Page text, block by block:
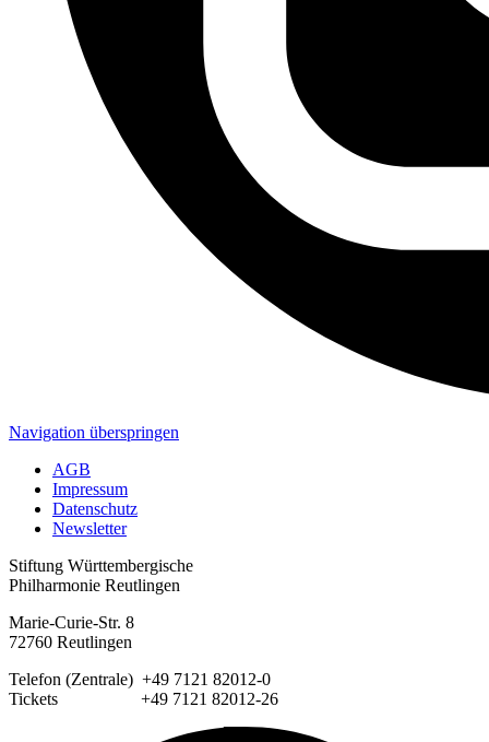
Navigation überspringen
AGB
Impressum
Datenschutz
Newsletter
Stiftung Württembergische
Philharmonie Reutlingen
Marie-Curie-Str. 8
72760 Reutlingen
Telefon (Zentrale) +49 7121 82012-0
Tickets +49 7121 82012-26